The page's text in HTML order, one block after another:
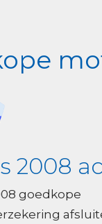
2008
goedkope